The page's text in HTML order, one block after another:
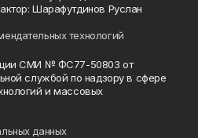
Шарафутдинов Руслан
технологий
СМИ № ФС77-50803 от
службой по надзору в сфере
и массовых
данных